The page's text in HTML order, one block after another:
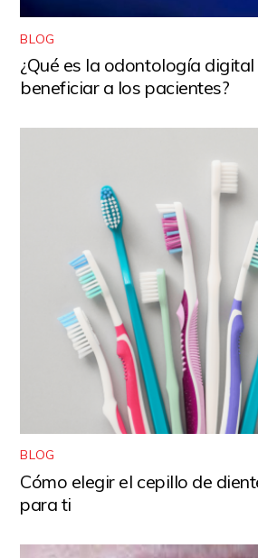
BLOG
¿Qué es la odontología
beneficiar a los pacientes?
BLOG
Cómo elegir el cepillo de
para ti